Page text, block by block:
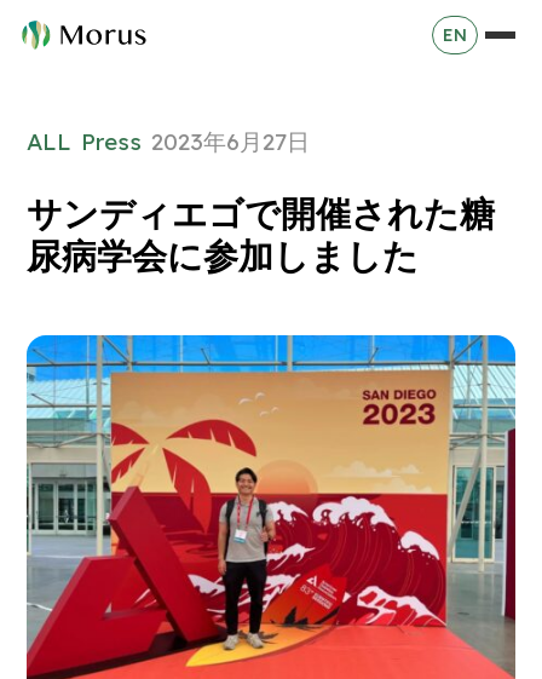
EN
ALL Press 2023年6月27日
サンディエゴで開催された糖
尿病学会に参加しました